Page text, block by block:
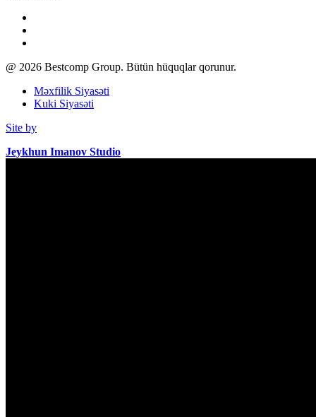
@ 2026 Bestcomp Group. Bütün hüquqlar qorunur.
Məxfilik Siyasəti
Kuki Siyasəti
Site by
Jeykhun Imanov Studio